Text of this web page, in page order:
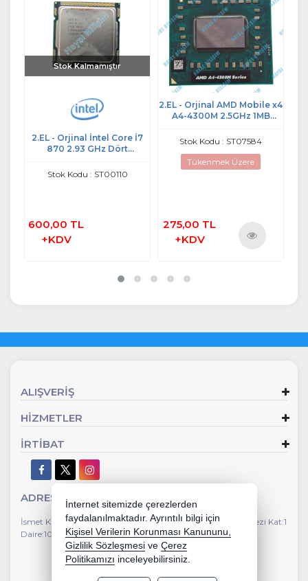
Stok Kalmamıştır
2.EL - Orjinal İntel Core İ7
870 2.93 GHz Dört
95W Masaüstü PC İşlemci
Stok Kodu : ST00110
600,00 TL
+KDV
2.EL - Orjinal AMD Mobile x4
A4-4300M 2.5GHz 1MB
AM4300DEC23HJ
Stok Kodu : ST07584
Tükenmek Üzere
275,00 TL
+KDV
ALIŞVERİŞ
HİZMETLER
İRTİBAT
ADRES
İsmet Kaptan Mahallesi Gazi Bulvarı No:112 Susuzlu İş Merkezi Kat:1
Daire:104 Çankaya İzmir
İnternet sitemizde çerezlerden
faydalanılmaktadır. Ayrıntılı bilgi için
Kişisel Verilerin Korunması Kanununu,
Gizlilik Sözleşmesi ve Çerez
Politikamızı inceleyebilirsiniz.